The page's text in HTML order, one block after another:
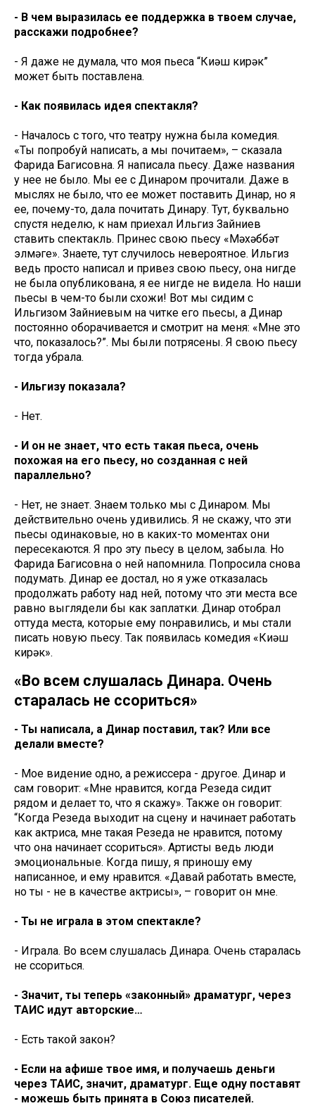
- В чем выразилась ее поддержка в твоем случае,
расскажи подробнее?
- Я даже не думала, что моя пьеса “Киңәш кирәк”
может быть поставлена.
- Как появилась идея спектакля?
- Началось с того, что театру нужна была комедия.
«Ты попробуй написать, а мы почитаем», – сказала
Фарида Багисовна. Я написала пьесу. Даже названия
у нее не было. Мы ее с Динаром прочитали. Даже в
мыслях не было, что ее может поставить Динар, но я
ее, почему-то, дала почитать Динару. Тут, буквально
спустя неделю, к нам приехал Ильгиз Зайниев
ставить спектакль. Принес свою пьесу «Мәхәббәт
элмәге». Знаете, тут случилось невероятное. Ильгиз
ведь просто написал и привез свою пьесу, она нигде
не была опубликована, я ее нигде не видела. Но наши
пьесы в чем-то были схожи! Вот мы сидим с
Ильгизом Зайниевым на читке его пьесы, а Динар
постоянно оборачивается и смотрит на меня: «Мне это
что, показалось?”. Мы были потрясены. Я свою пьесу
тогда убрала.
- Ильгизу показала?
- Нет.
- И он не знает, что есть такая пьеса, очень
похожая на его пьесу, но созданная с ней
параллельно?
- Нет, не знает. Знаем только мы с Динаром. Мы
действительно очень удивились. Я не скажу, что эти
пьесы одинаковые, но в каких-то моментах они
пересекаются. Я про эту пьесу в целом, забыла. Но
Фарида Багисовна о ней напомнила. Попросила снова
подумать. Динар ее достал, но я уже отказалась
продолжать работу над ней, потому что эти места все
равно выглядели бы как заплатки. Динар отобрал
оттуда места, которые ему понравились, и мы стали
писать новую пьесу. Так появилась комедия «Киңәш
кирәк».
«Во всем слушалась Динара. Очень
старалась не ссориться»
- Ты написала, а Динар поставил, так? Или все
делали вместе?
- Мое видение одно, а режиссера - другое. Динар и
сам говорит: «Мне нравится, когда Резеда сидит
рядом и делает то, что я скажу». Также он говорит:
“Когда Резеда выходит на сцену и начинает работать
как актриса, мне такая Резеда не нравится, потому
что она начинает ссориться». Артисты ведь люди
эмоциональные. Когда пишу, я приношу ему
написанное, и ему нравится. «Давай работать вместе,
но ты - не в качестве актрисы», – говорит он мне.
- Ты не играла в этом спектакле?
- Играла. Во всем слушалась Динара. Очень старалась
не ссориться.
- Значит, ты теперь «законный» драматург, через
ТАИС идут авторские…
- Есть такой закон?
- Если на афише твое имя, и получаешь деньги
через ТАИС, значит, драматург. Еще одну поставят
- можешь быть принята в Союз писателей.